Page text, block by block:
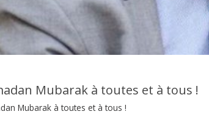
Mubarak à toutes et à tous !
Mubarak à toutes et à tous !